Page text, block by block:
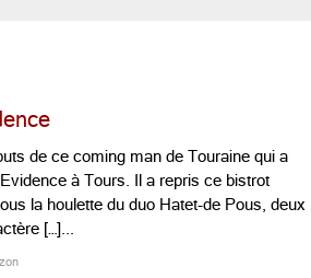
de ce coming man de Touraine qui a
à Tours. Il a repris ce bistrot
la houlette du duo Hatet-de Pous, deux
[…]...